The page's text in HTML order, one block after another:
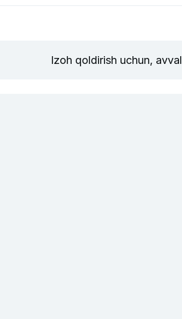
Izoh qoldirish uchun, avval